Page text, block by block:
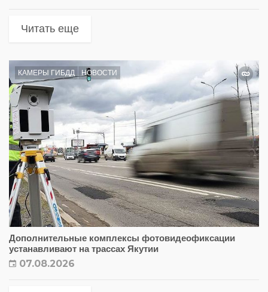
Читать еще
КАМЕРЫ ГИБДД НОВОСТИ
Дополнительные комплексы фотовидеофиксации
устанавливают на трассах Якутии
07.08.2026